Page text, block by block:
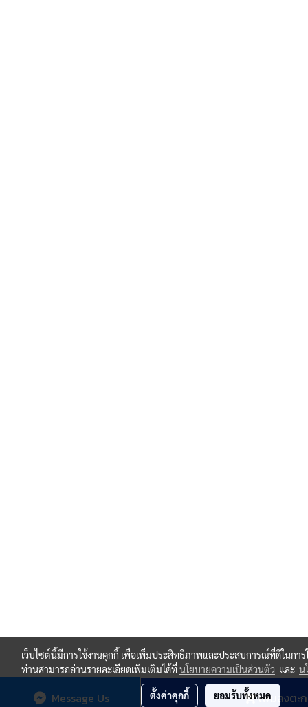
เพิ่มลงตะ
Message Us
เว็บไซต์นี้มีการใช้งานคุกกี้ เพื่อเพิ่มประสิทธิภาพและประสบการณ์ที่ดีในการ
ท่านสามารถอ่านรายละเอียดเพิ่มเติมได้ที่นโยบายความเป็นส่วนตัว และ น
ตั้งค่าคุกกี้ ยอมรับทั้งหมด